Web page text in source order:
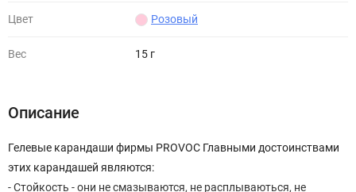
Цвет Розовый
Вес 15 г
Описание
Гелевые карандаши фирмы PROVOC Главными достоинствами
этих карандашей являются:
- Стойкость - они не смазываются, не расплываються, не